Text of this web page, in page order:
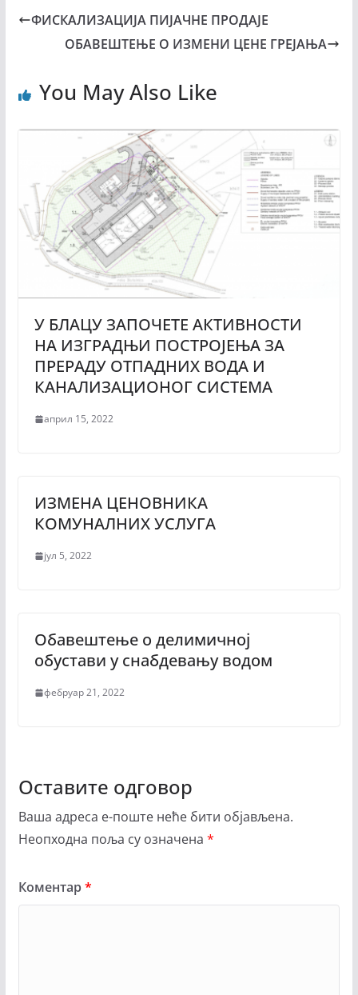
ФИСКАЛИЗАЦИЈА ПИЈАЧНЕ ПРОДАЈЕ
ОБАВЕШТЕЊЕ О ИЗМЕНИ ЦЕНЕ ГРЕЈАЊА
You May Also Like
У БЛАЦУ ЗАПОЧЕТЕ АКТИВНОСТИ
НА ИЗГРАДЊИ ПОСТРОЈЕЊА ЗА
ПРЕРАДУ ОТПАДНИХ ВОДА И
КАНАЛИЗАЦИОНОГ СИСТЕМА
април 15, 2022
ИЗМЕНА ЦЕНОВНИКА
КОМУНАЛНИХ УСЛУГА
јул 5, 2022
Обавештење о делимичној
обустави у снабдевању водом
фебруар 21, 2022
Оставите одговор
Ваша адреса е-поште неће бити објављена.
Неопходна поља су означена *
Коментар*